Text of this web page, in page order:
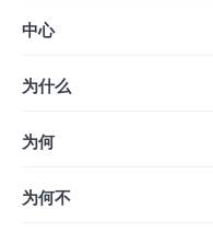
中心
为什么
为何
为何不